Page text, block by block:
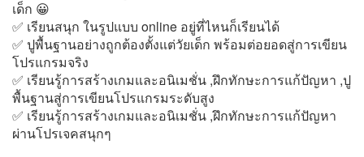
เด็ก 😀
✅ เรียนสนุก ในรูปแบบ online อยู่ที่ไหนก็เรียนได้
✅ ปูพื้นฐานอย่างถูกต้องตั้งแต่วัยเด็ก พร้อมต่อยอดสู่การเขียน
โปรแกรมจริง
✅ เรียนรู้การสร้างเกมและอนิเมชั่น ,ฝึกทักษะการแก้ปัญหา ,ปู
พื้นฐานสู่การเขียนโปรแกรมระดับสูง
✅ เรียนรู้การสร้างเกมและอนิเมชั่น ,ฝึกทักษะการแก้ปัญหา
ผ่านโปรเจคสนุกๆ